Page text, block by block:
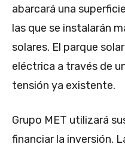
abarcará una
las que se instalarán
solares. El parque
eléctrica a través de
tensión ya existente.
Grupo MET utilizará
financiar la inversión.